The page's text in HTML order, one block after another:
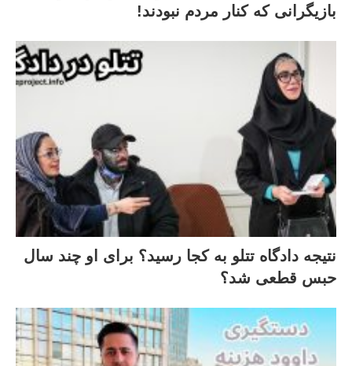
بازیگرانی که کنار مردم نبودند!
نتیجه دادگاه تتلو به کجا رسید؟ برای او چند سال
حبس قطعی شد؟